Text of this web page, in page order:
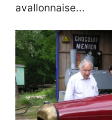
avallonnaise...